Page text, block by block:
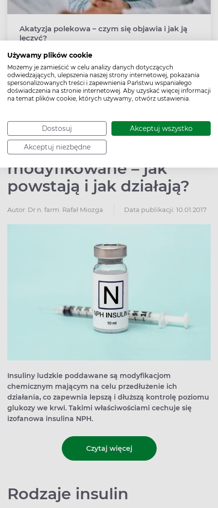
Używamy plików cookie
Możemy je zamieścić w celu analizy danych dotyczących
odwiedzających, ulepszenia naszej strony internetowej, pokazania
spersonalizowanych treści i zapewnienia Państwu wspaniałego
doświadczenia na stronie internetowej. Aby uzyskać więcej informacji
na temat plików cookie, których używamy, otwórz ustawienia.
Dostosuj Akceptuj wszystko
Akceptuj niezbędne
Akatyzja polekowa – czym się objawia i jak ją
leczyć?
Akatyzja to wewnętrzne poczucie niepokoju i przymus
przyjmowania leków przeciw psychozom i depresji,
niekiedy również innych. Nieleczona prowadzi do
dyskomfortu fizycznego, zaburzeń snu, a w ciężkich
przypadkach także do myśli samobójczych.
Insuliny ludzkie
modyfikowane – jak
powstają i jak działają?
Autor: Dr n. farm. Rafał Miozga Data publikacji: 10.01.2017
Insuliny ludzkie poddawane są modyfikacjom
chemicznym mającym na celu przedłużenie ich
działania, co zapewnia lepszą i dłuższą kontrolę poziomu
glukozy we krwi. Takimi właściwościami cechuje się
izofanowa insulina NPH.
Czytaj więcej
Rodzaje insulin